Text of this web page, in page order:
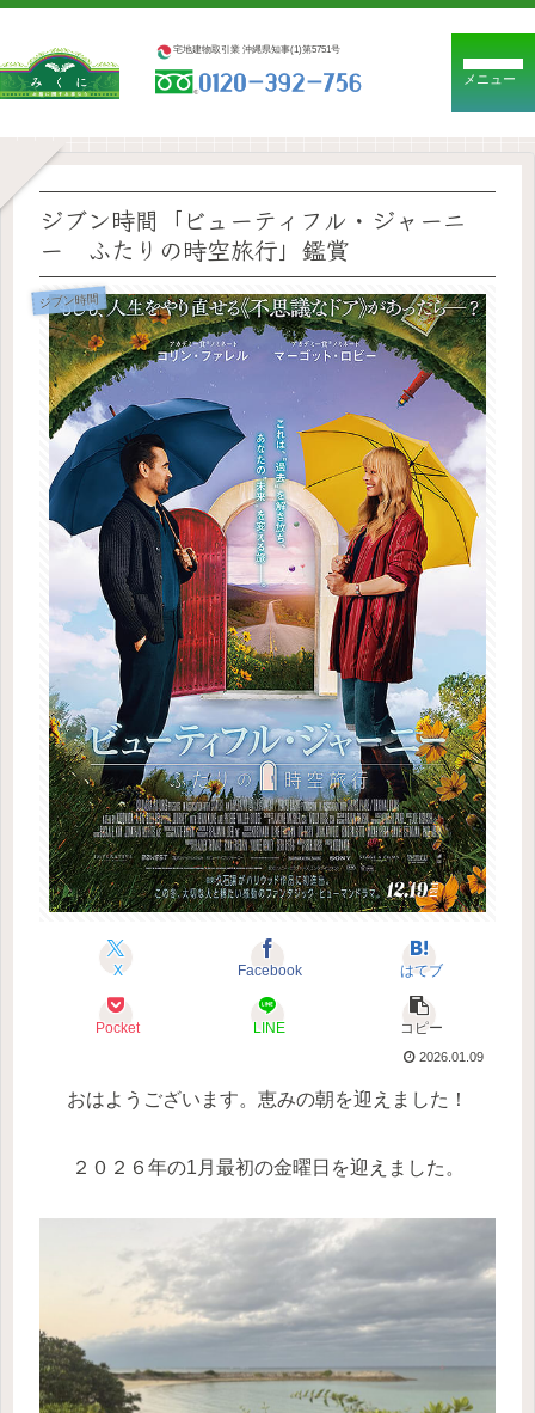
宅地建物取引業 沖縄県知事(1)第5751号
メニュー
ジブン時間「ビューティフル・ジャーニ
ー ふたりの時空旅行」鑑賞
ジブン時間
X Facebook はてブ
Pocket LINE コピー
2026.01.09
おはようございます。恵みの朝を迎えました！
２０２６年の1月最初の金曜日を迎えました。